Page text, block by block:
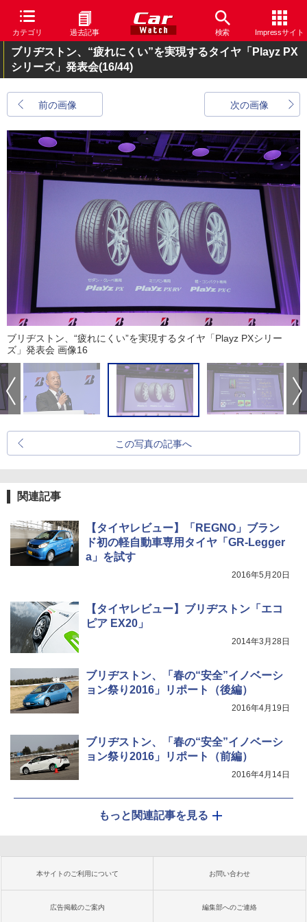
カテゴリ 過去記事 検索 Impressサイト
ブリヂストン、“疲れにくい”を実現するタイヤ「Playz PX
シリーズ」発表会(16/44)
前の画像 次の画像
ブリヂストン、“疲れにくい”を実現するタイヤ「Playz PXシリー
ズ」発表会 画像16
この写真の記事へ
関連記事
【タイヤレビュー】「REGNO」ブラン
ド初の軽自動車専用タイヤ「GR-Legger
a」を試す
2016年5月20日
【タイヤレビュー】ブリヂストン「エコ
ピア EX20」
2014年3月28日
ブリヂストン、「春の“安全”イノベーシ
ョン祭り2016」リポート（後編）
2016年4月19日
ブリヂストン、「春の“安全”イノベーシ
ョン祭り2016」リポート（前編）
2016年4月14日
もっと関連記事を見る
本サイトのご利用について お問い合わせ
広告掲載のご案内 編集部へのご連絡